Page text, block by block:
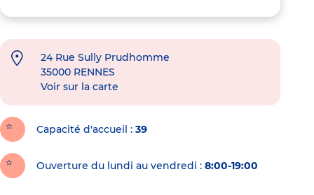
24 Rue Sully Prudhomme
35000 RENNES
Voir sur la carte
Capacité d'accueil 39
Ouverture du lundi au vendredi : 8:00-19:00